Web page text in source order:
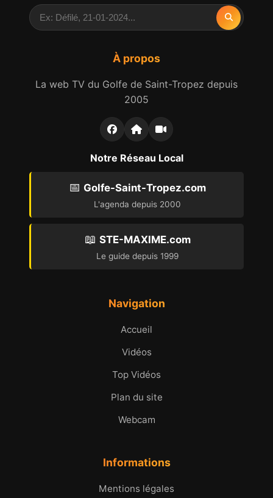
À propos
La web TV du Golfe de Saint-Tropez depuis
2005
Notre Réseau Local
📅 Golfe-Saint-Tropez.com
L'agenda depuis 2000
📖 STE-MAXIME.com
Le guide depuis 1999
Navigation
Accueil
Vidéos
Top Vidéos
Plan du site
Webcam
Informations
Mentions légales